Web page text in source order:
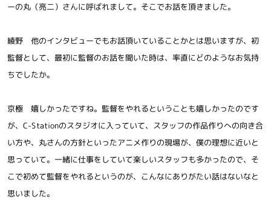
ーの丸（亮二）さんに呼ばれまして。そこでお話を頂きました。
綾野 他のインタビューでもお話頂いていることかとは思いますが、初
監督として、最初に監督のお話を聞いた時は、率直にどのようなお気持
ちでしたか。
京極 嬉しかったですね。監督をやれるということも嬉しかったのです
が、C-Stationのスタジオに入っていて、スタッフの作品作りへの向き合
い方や、丸さんの方針といったアニメ作りの現場が、僕の理想に近いと
思っていて。一緒に仕事をしていて楽しいスタッフも多かったので、そ
こで初めて監督をやれるというのが、こんなにありがたい話はないなと
思いました。